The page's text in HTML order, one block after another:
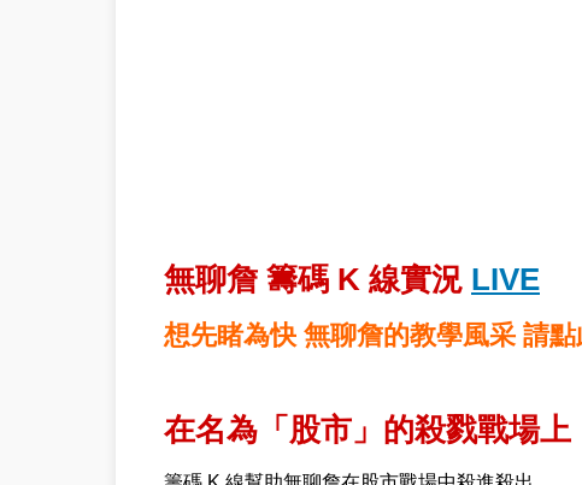
無聊詹 籌碼 K 線實況 LIVE
想先睹為快 無聊詹的教學風采 請點
在名為「股市」的殺戮戰場上